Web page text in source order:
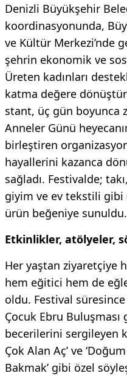
Denizli Büyükşehir
koordinasyonunda,
ve Kültür Merkezi’nde
şehrin ekonomik ve
Üreten kadınları
katma değere
stant, üç gün boyunca
Anneler Günü
birleştiren
hayallerini kazanca
sağladı. Festivalde;
giyim ve ev tekstili gibi
ürün beğeniye sunuldu.
Etkinlikler, atölyeler,
Her yaştan ziyaretçiye
hem eğitici hem de
oldu. Festival
Çocuk Ebru
becerilerini sergileyen
Çok Alan Aç’ ve
Bakmak’ gibi özel